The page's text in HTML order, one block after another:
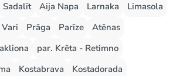
Sadalīt Aija Napa Larnaka
Limasola
Prāga Parīze
Atēnas
par. Krēta - Retimno
Kostabrava
Kostadorada